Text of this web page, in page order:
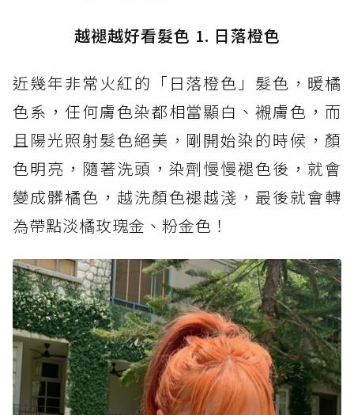
越褪越好看髮色 1. 日落橙色
近幾年非常火紅的「日落橙色」髮色，暖橘
色系，任何膚色染都相當顯白、襯膚色，而
且陽光照射髮色絕美，剛開始染的時候，顏
色明亮，隨著洗頭，染劑慢慢褪色後，就會
變成髒橘色，越洗顏色褪越淺，最後就會轉
為帶點淡橘玫瑰金、粉金色！